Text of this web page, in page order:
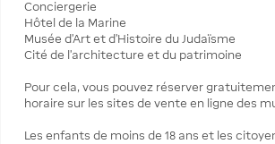
Conciergerie
Hôtel de la Marine
Musée d’Art et d’Histoire du Judaïsme
Cité de l’architecture et du patrimoine
Pour cela, vous pouvez réserver
horaire sur les sites de vente en ligne des
Les enfants de moins de 18 ans et les